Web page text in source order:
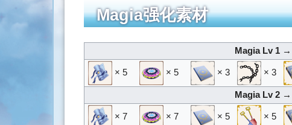
Magia强化素材
Magia Lv 1
× 5 × 5 × 3 × 3
Magia Lv 2
× 7 × 7 × 5 × 5